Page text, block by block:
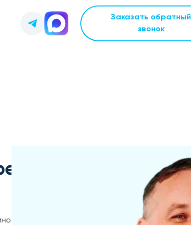
Заказать обратный
звонок
и